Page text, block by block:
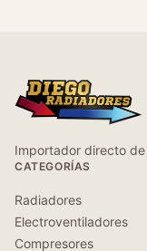
Importador directo
CATEGORÍAS
Radiadores
Electroventiladores
Compresores